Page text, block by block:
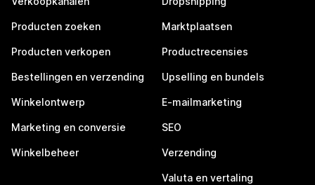
Producten zoeken
Producten verkopen
Bestellingen en verzending
Winkelontwerp
Marketing en conversie
Winkelbeheer
Marktplaatsen
Productrecensies
Upselling en bundels
E-mailmarketing
SEO
Verzending
Valuta en vertaling